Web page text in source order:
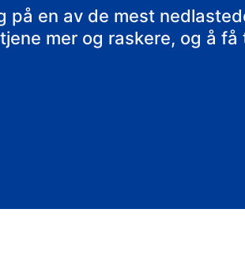
på en av de mest
mer og raskere, og å få